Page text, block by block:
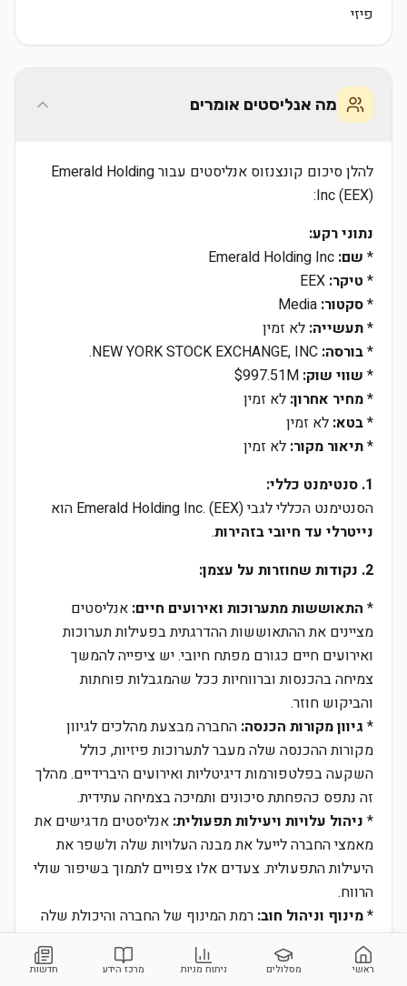
פיזי
מה אנליסטים אומרים
להלן סיכום קונצנזוס אנליסטים עבור Emerald Holding
Inc (EEX):
נתוני רקע:
* שם:
* טיקר:
*סקטור:
*תעשייה: לא זמין
*בורסה:
* שווי שוק:
*מחיר אחרון: לא זמין
*בטא: לא זמין
*תיאור מקור: לא זמין
1. סנטימנט כללי:
הסנטימנט הכללי לגבי Emerald Holding Inc. (EEX) הוא
נייטרלי עד חיובי בזהירות.
2. נקודות שחוזרות על עצמן:
* התאוששות מתערוכות ואירועים חיים: אנליסטים
מציינים את ההתאוששות ההדרגתית בפעילות תערוכות
ואירועים חיים כגורם מפתח חיובי. יש ציפייה להמשך
צמיחה בהכנסות וברווחיות ככל שהמגבלות פוחתות
והביקוש חוזר.
* גיוון מקורות הכנסה: החברה מבצעת מהלכים לגיוון
מקורות ההכנסה שלה מעבר לתערוכות פיזיות, כולל
השקעה בפלטפורמות דיגיטליות ואירועים היברידיים. מהלך
זה נתפס כהפחתת סיכונים ותמיכה בצמיחה עתידית.
* ניהול עלויות ויעילות תפעולית: אנליסטים מדגישים את
מאמצי החברה לייעל את מבנה העלויות שלה ולשפר את
היעילות התפעולית. צעדים אלו צפויים לתמוך בשיפור שולי
הרווח.
*מינוף וניהול חוב: רמת המינוף של החברה והיכולת שלה
לנהל את נטל החוב מהווים שיקול מרכזי. אנליסטים בוחנים
את תזרים המזומנים החופשי של החברה ואת יכולתה
ראשי מסלולים ניתוח מניות מרכז הידע חדשות